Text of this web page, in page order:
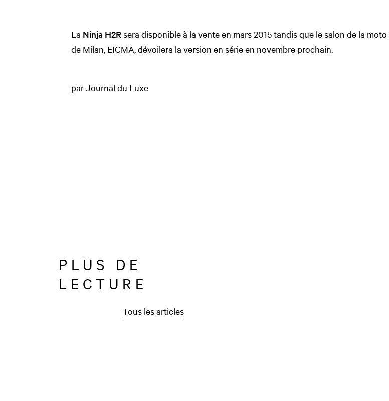
La Ninja H2Rsera disponible à la vente en mars 2015 tandis que le salon de la moto
de Milan, EICMA, dévoilera la version en série en novembre prochain.
par Journal du Luxe
PLUS DE
LECTURE
Tous les articles